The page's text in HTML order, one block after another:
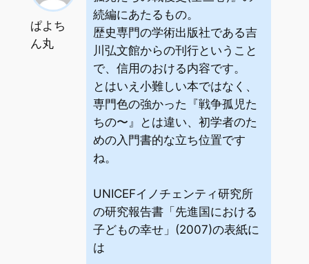
ぱよち
ん丸
続編にあたるもの。
歴史専門の学術出版社である吉
川弘文館からの刊行ということ
で、信用のおける内容です。
とはいえ小難しい本ではなく、
専門色の強かった『戦争孤児た
ちの〜』とは違い、初学者のた
めの入門書的な立ち位置です
ね。
UNICEFイノチェンティ研究所
の研究報告書「先進国における
子どもの幸せ」(2007)の表紙に
は